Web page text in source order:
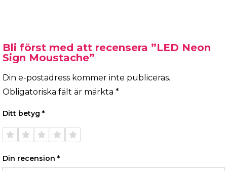
Bli först med att recensera ”LED Neon
Sign Moustache”
Din e-postadress kommer inte publiceras.
Obligatoriska fält är märkta *
Ditt betyg *
1 av 5
stjärnor
2 av 5
stjärnor
3 av 5
stjärnor
4 av 5
stjärnor
5 av 5
stjärnor
Din recension *